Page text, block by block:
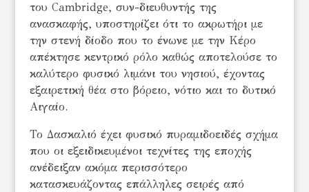
του Cambridge, συν-διευθυντής της
ανασκαφής, υποστηρίζει ότι το ακρωτήρι με
την στενή δίοδο που το ένωνε με την Κέρο
απέκτησε κεντρικό ρόλο καθώς αποτελούσε το
καλύτερο φυσικό λιμάνι του νησιού, έχοντας
εξαιρετική θέα στο βόρειο, νότιο και το δυτικό
Αιγαίο.
Το Δασκαλιό έχει φυσικό πυραμιδοειδές σχήμα
που οι εξειδικευμένοι τεχνίτες της εποχής
ανέδειξαν ακόμα περισσότερο
κατασκευάζοντας επάλληλες σειρές από